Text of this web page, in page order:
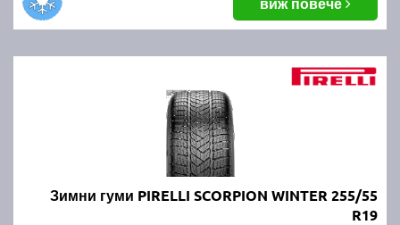
Зимни гуми PIRELLI SCORPION WINTER 255/55
R19